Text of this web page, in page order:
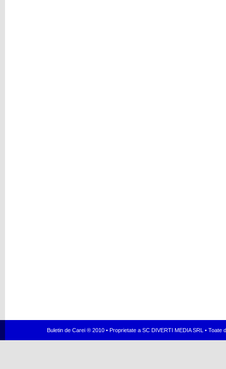
Buletin de Carei ® 2010 • Proprietate a SC DIVERTI MEDIA SRL •